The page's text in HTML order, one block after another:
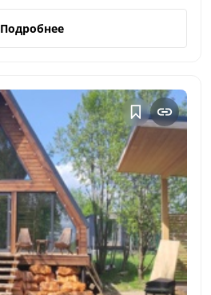
Подробнее